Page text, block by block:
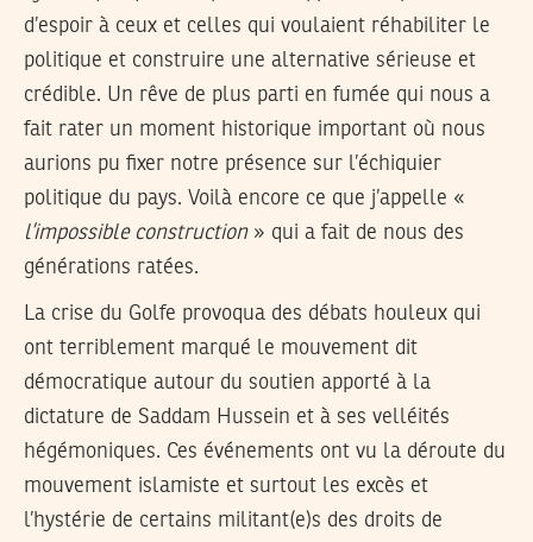
d’espoir à ceux et celles qui voulaient réhabiliter le
politique et construire une alternative sérieuse et
crédible. Un rêve de plus parti en fumée qui nous a
fait rater un moment historique important où nous
aurions pu fixer notre présence sur l’échiquier
politique du pays. Voilà encore ce que j’appelle «
l’impossible construction» qui a fait de nous des
générations ratées.
La crise du Golfe provoqua des débats houleux qui
ont terriblement marqué le mouvement dit
démocratique autour du soutien apporté à la
dictature de Saddam Hussein et à ses velléités
hégémoniques. Ces événements ont vu la déroute du
mouvement islamiste et surtout les excès et
l’hystérie de certains militant(e)s des droits de